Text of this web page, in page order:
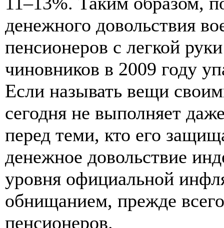
денежного довольствия
пенсионеров с легкой
чиновников в 2009 году
Если называть вещи
сегодня не выполняет
перед теми, кто его
денежное довольствие
уровня официальной
обнищанием, прежде
пенсионеров.